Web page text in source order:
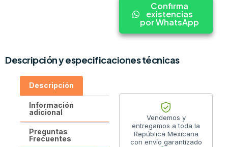
Confirma
existencias
por WhatsApp
Descripción y especificaciones técnicas
Descripción
Información
adicional
Preguntas
Frecuentes
Vendemos y
entregamos a toda la
República Mexicana
con envío garantizado